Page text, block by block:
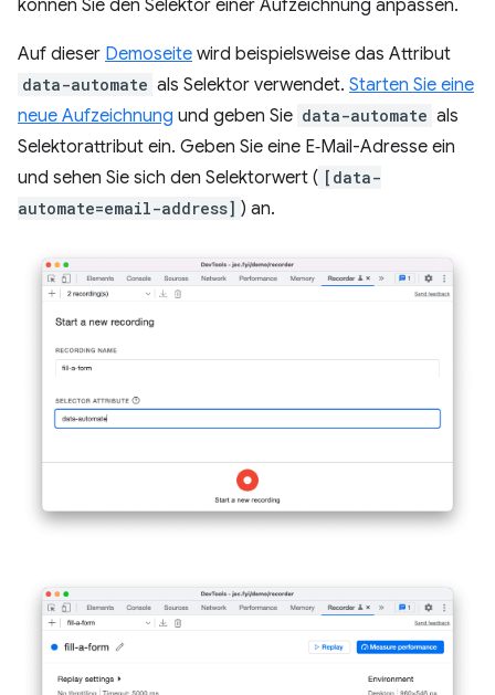
können Sie den Selektor einer Aufzeichnung anpassen.
Auf dieser Demoseite wird beispielsweise das Attribut
data-automate als Selektor verwendet. Starten Sie eine
neue Aufzeichnung und geben Sie data-automate als
Selektorattribut ein. Geben Sie eine E‑Mail-Adresse ein
und sehen Sie sich den Selektorwert ( [data-
automate=email-address] ) an.